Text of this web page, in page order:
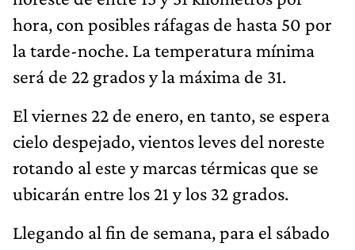
hora, con posibles ráfagas de hasta 50 por
la tarde-noche. La temperatura mínima
será de 22 grados y la máxima de 31.
El viernes 22 de enero, en tanto, se espera
cielo despejado, vientos leves del noreste
rotando al este y marcas térmicas que se
ubicarán entre los 21 y los 32 grados.
Llegando al fin de semana, para el sábado